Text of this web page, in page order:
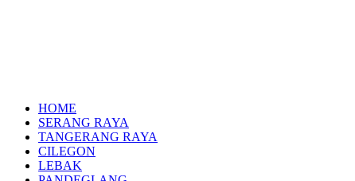
HOME
SERANG RAYA
TANGERANG RAYA
CILEGON
LEBAK